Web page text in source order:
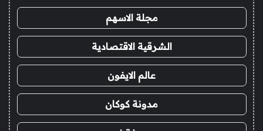
مجلة الاسهم
الشرقية الاقتصادية
عالم الايفون
مدونة كوكان